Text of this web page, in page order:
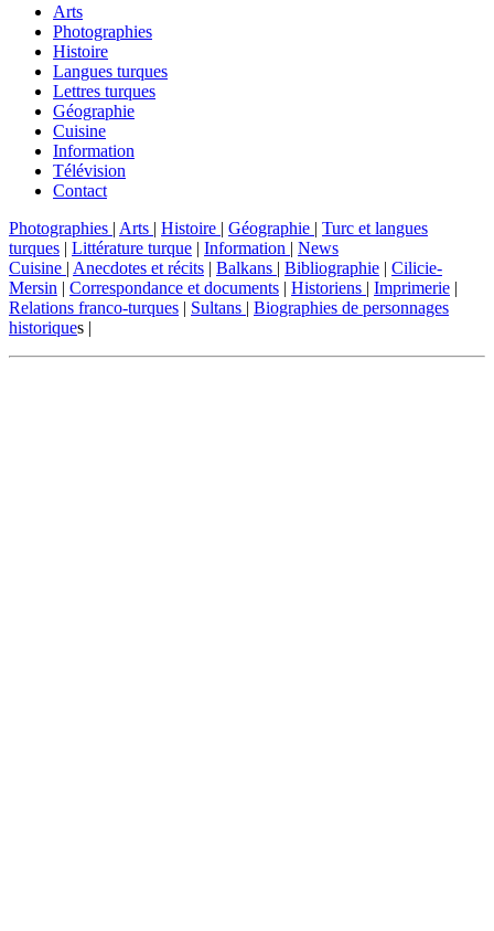
Arts
Photographies
Histoire
Langues turques
Lettres turques
Géographie
Cuisine
Information
Télévision
Contact
Photographies | Arts | Histoire | Géographie | Turc et langues
turques | Littérature turque | Information | News
Cuisine | Anecdotes et récits | Balkans | Bibliographie | Cilicie-
Mersin | Correspondance et documents | Historiens | Imprimerie |
Relations franco-turques | Sultans | Biographies de personnages
historiques |